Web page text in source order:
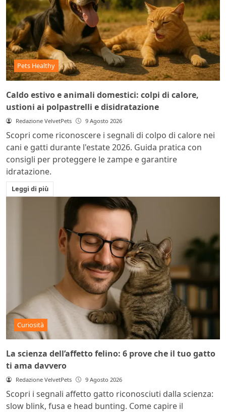
Pets Healthy
Caldo estivo e animali domestici: colpi di calore,
ustioni ai polpastrelli e disidratazione
Redazione VelvetPets 9 Agosto 2026
Scopri come riconoscere i segnali di colpo di calore nei
cani e gatti durante l'estate 2026. Guida pratica con
consigli per proteggere le zampe e garantire
idratazione.
Leggi di più
Curiosità
La scienza dell’affetto felino: 6 prove che il tuo gatto
ti ama davvero
Redazione VelvetPets 9 Agosto 2026
Scopri i segnali affetto gatto riconosciuti dalla scienza:
slow blink, fusa e head bunting. Come capire il